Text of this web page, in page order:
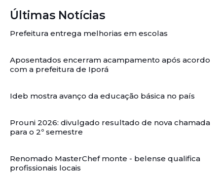
Últimas Notícias
Prefeitura entrega melhorias em escolas
Aposentados encerram acampamento após acordo
com a prefeitura de Iporá
Ideb mostra avanço da educação básica no país
Prouni 2026: divulgado resultado de nova chamada
para o 2º semestre
Renomado MasterChef monte - belense qualifica
profissionais locais